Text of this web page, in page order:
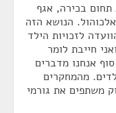
תחום בכירה, אגף
הנושא הזה
לזכויות הילד
חייבת לומר
אנחנו מדברים
שמקיפים למעלהמ-11,000 ילדים. מהמחקרים
משתפים את גורמי